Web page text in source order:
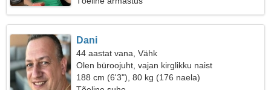
Dani
44 aastat vana, Vähk
Olen büroojuht, vajan kirglikku naist
188 cm (6'3"), 80 kg (176 naela)